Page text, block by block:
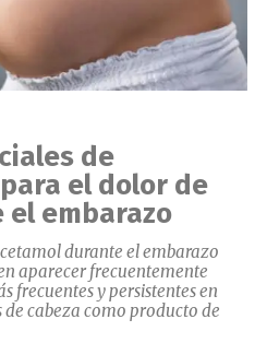
de
el dolor de
el embarazo
durante el embarazo
aparecer frecuentemente
frecuentes y persistentes en
cabeza como producto de